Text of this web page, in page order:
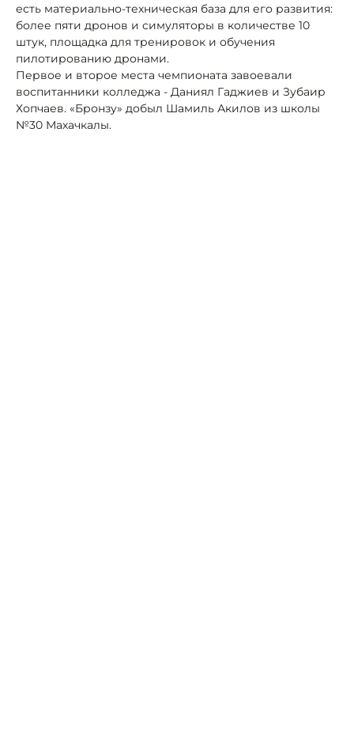
есть материально-техническая база для его развития:
более пяти дронов и симуляторы в количестве 10
штук, площадка для тренировок и обучения
пилотированию дронами.
Первое и второе места чемпионата завоевали
воспитанники колледжа - Даниял Гаджиев и Зубаир
Хопчаев. «Бронзу» добыл Шамиль Акилов из школы
№30 Махачкалы.